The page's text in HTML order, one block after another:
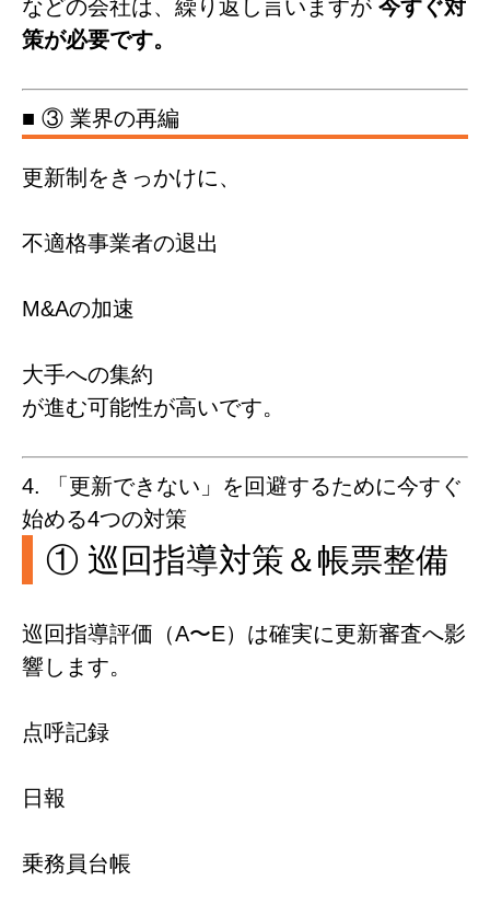
などの会社は、繰り返し言いますが 今すぐ対
策が必要です。
■ ③ 業界の再編
更新制をきっかけに、
不適格事業者の退出
M&Aの加速
大手への集約
が進む可能性が高いです。
4. 「更新できない」を回避するために今すぐ
始める4つの対策
① 巡回指導対策＆帳票整備
巡回指導評価（A〜E）は確実に更新審査へ影
響します。
点呼記録
日報
乗務員台帳